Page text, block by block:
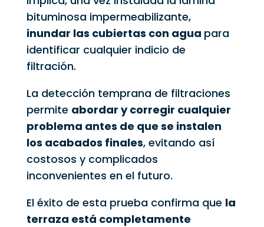
bituminosa impermeabilizante,
inundar las cubiertas con agua para
identificar cualquier indicio de
filtración.
La detección temprana de filtraciones
permite abordar y corregir cualquier
problema antes de que se instalen
los acabados finales, evitando así
costosos y complicados
inconvenientes en el futuro.
El éxito de esta prueba confirma que la
terraza está completamente